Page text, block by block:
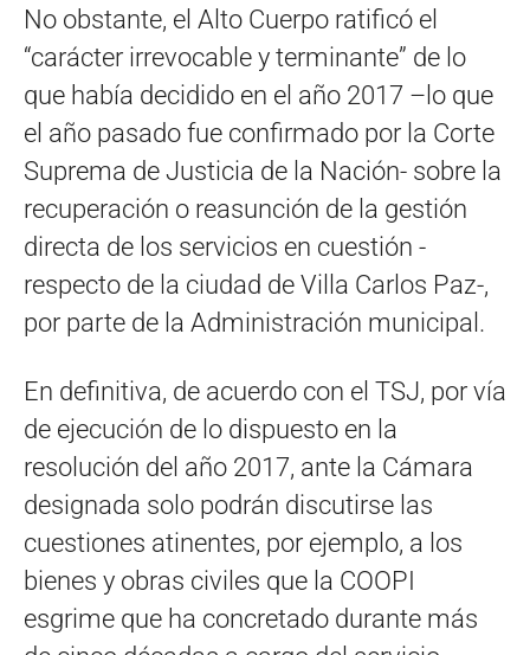
No obstante, el Alto Cuerpo ratificó el
“carácter irrevocable y terminante” de lo
que había decidido en el año 2017 –lo que
el año pasado fue confirmado por la Corte
Suprema de Justicia de la Nación- sobre la
recuperación o reasunción de la gestión
directa de los servicios en cuestión -
respecto de la ciudad de Villa Carlos Paz-,
por parte de la Administración municipal.
En definitiva, de acuerdo con el TSJ, por vía
de ejecución de lo dispuesto en la
resolución del año 2017, ante la Cámara
designada solo podrán discutirse las
cuestiones atinentes, por ejemplo, a los
bienes y obras civiles que la COOPI
esgrime que ha concretado durante más